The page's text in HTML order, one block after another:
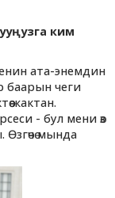
ким
ата-энемдин
баарын чеги
жактан.
- бул мени өз
мында